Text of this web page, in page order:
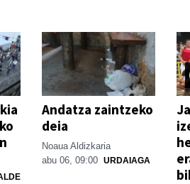
Andatza zaintzeko
deia
Noaua Aldizkaria
abu 06, 09:00 URDAIAGA